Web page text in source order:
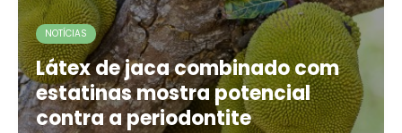
NOTÍCIAS
Látex de jaca combinado com
estatinas mostra potencial
contra a periodontite